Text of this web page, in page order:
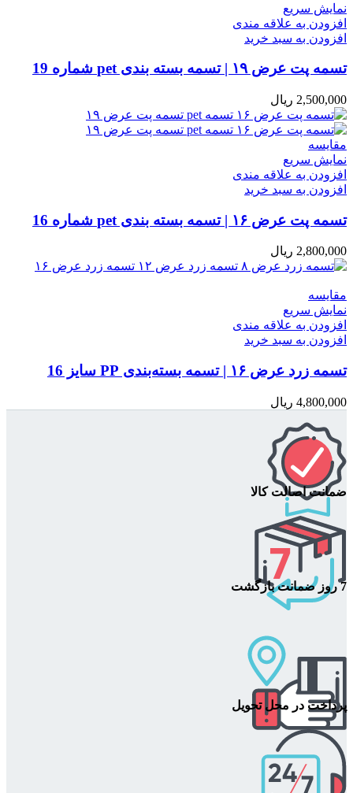
نمایش سریع
افزودن به علاقه مندی
افزودن به سبد خرید
تسمه پت عرض ۱۹ | تسمه بسته بندی pet شماره 19
2,500,000 ریال
مقایسه
نمایش سریع
افزودن به علاقه مندی
افزودن به سبد خرید
تسمه پت عرض ۱۶ | تسمه بسته بندی pet شماره 16
2,800,000 ریال
مقایسه
نمایش سریع
افزودن به علاقه مندی
افزودن به سبد خرید
تسمه زرد عرض ۱۶ | تسمه بسته‌بندی PP سایز 16
4,800,000 ریال
ضمانت اصالت کالا
7 روز ضمانت بازگشت
پرداخت در محل تحویل